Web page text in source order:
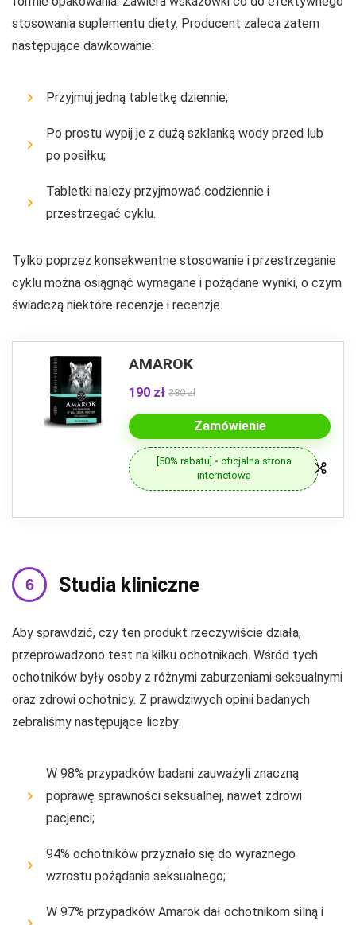
stosowania suplementu diety. Producent zaleca zatem
następujące dawkowanie:
Przyjmuj jedną tabletkę dziennie;
Po prostu wypij je z dużą szklanką wody przed lub
po posiłku;
Tabletki należy przyjmować codziennie i
przestrzegać cyklu.
Tylko poprzez konsekwentne stosowanie i przestrzeganie
cyklu można osiągnąć wymagane i pożądane wyniki, o czym
świadczą niektóre recenzje i recenzje.
AMAROK
190 zł 380 zł
Zamówienie
[50% rabatu] • oficjalna strona
internetowa
Studia kliniczne
Aby sprawdzić, czy ten produkt rzeczywiście działa,
przeprowadzono test na kilku ochotnikach. Wśród tych
ochotników były osoby z różnymi zaburzeniami seksualnymi
oraz zdrowi ochotnicy. Z prawdziwych opinii badanych
zebraliśmy następujące liczby:
W 98% przypadków badani zauważyli znaczną
poprawę sprawności seksualnej, nawet zdrowi
pacjenci;
94% ochotników przyznało się do wyraźnego
wzrostu pożądania seksualnego;
W 97% przypadków Amarok dał ochotnikom silną i